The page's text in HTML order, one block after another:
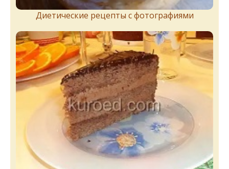
Диетические рецепты с фотографиями